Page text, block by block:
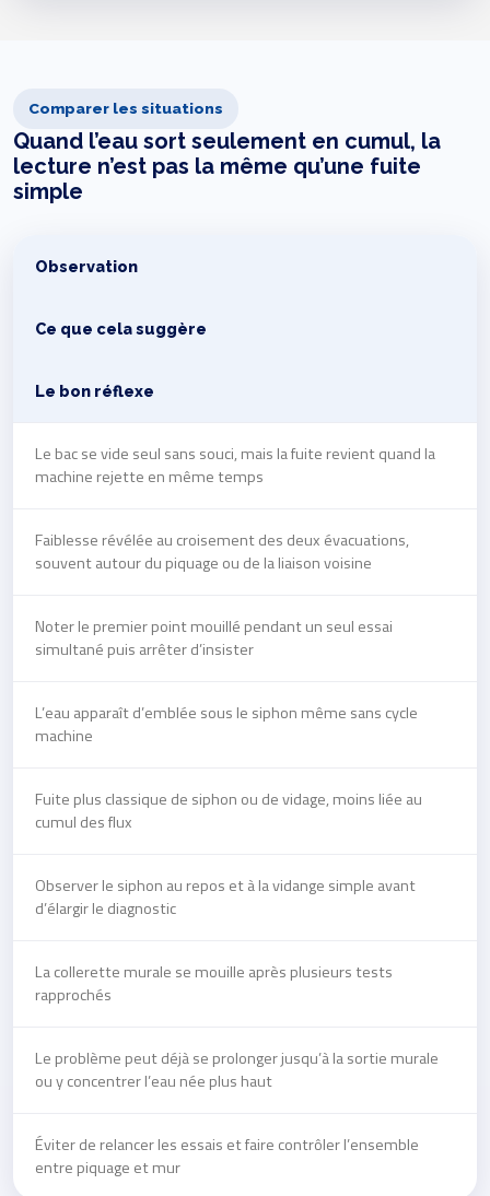
Comparer les situations
Quand l’eau sort seulement en cumul, la
lecture n’est pas la même qu’une fuite
simple
Observation
Ce que cela suggère
Le bon réflexe
Le bac se vide seul sans souci, mais la fuite revient quand la
machine rejette en même temps
Faiblesse révélée au croisement des deux évacuations,
souvent autour du piquage ou de la liaison voisine
Noter le premier point mouillé pendant un seul essai
simultané puis arrêter d’insister
L’eau apparaît d’emblée sous le siphon même sans cycle
machine
Fuite plus classique de siphon ou de vidage, moins liée au
cumul des flux
Observer le siphon au repos et à la vidange simple avant
d’élargir le diagnostic
La collerette murale se mouille après plusieurs tests
rapprochés
Le problème peut déjà se prolonger jusqu’à la sortie murale
ou y concentrer l’eau née plus haut
Éviter de relancer les essais et faire contrôler l’ensemble
entre piquage et mur